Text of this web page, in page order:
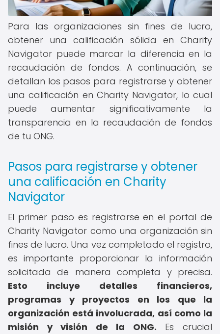
Para las organizaciones sin fines de lucro,
obtener una calificación sólida en Charity
Navigator puede marcar la diferencia en la
recaudación de fondos. A continuación, se
detallan los pasos para registrarse y obtener
una calificación en Charity Navigator, lo cual
puede aumentar significativamente la
transparencia en la recaudación de fondos
de tu ONG.
Pasos para registrarse y obtener
una calificación en Charity
Navigator
El primer paso es registrarse en el portal de
Charity Navigator como una organización sin
fines de lucro. Una vez completado el registro,
es importante proporcionar la información
solicitada de manera completa y precisa.
Esto incluye detalles financieros,
programas y proyectos en los que la
organización está involucrada, así como la
misión y visión de la ONG. Es crucial